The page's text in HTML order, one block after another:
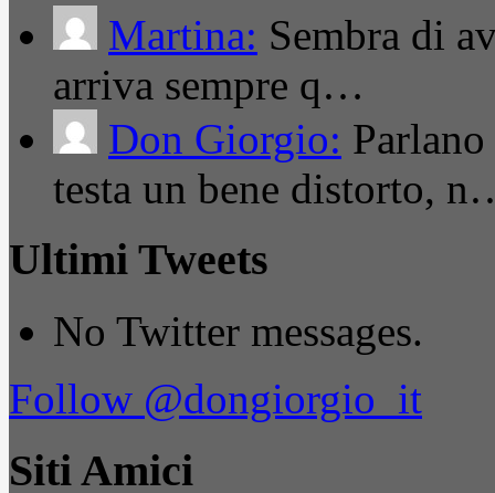
Martina: Sembra di
arriva sempre q…
Don Giorgio:
testa un bene distorto,
Ultimi Tweets
No Twitter messages.
Follow @dongiorgio_it
Siti Amici